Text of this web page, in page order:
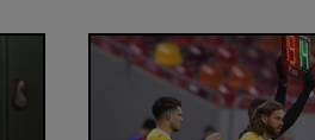
Legendarul actor român, uimit